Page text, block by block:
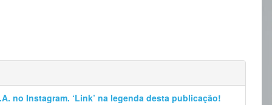
no Instagram. ‘Link’ na legenda desta publicação!